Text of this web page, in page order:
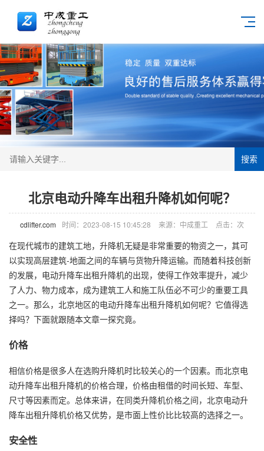
搜索
北京电动升降车出租升降机如何呢？
cdlifter.com 时间：2023-08-15 10:45:28 来源：中成重工 点击： 次
在现代城市的建筑工地， 升降机无疑是非常重要的物资之一，其可
以实现高层建筑-地面之间的车辆与货物升降运输。而随着科技创新
的发展，电动升降车出租升降机的出现，使得工作效率提升，减少
了人力、物力成本，成为建筑工人和施工队伍必不可少的重要工具
之一。那么，北京地区的电动升降车出租升降机如何呢？它值得选
择吗？下面就跟随本文章一探究竟。
价格
相信价格是很多人在选购升降机时比较关心的一个因素。而北京电
动升降车出租升降机的价格合理，价格由租借的时间长短、车型、
尺寸等因素而定。总体来讲，在同类升降机价格之间，北京电动升
降车出租升降机价格又优势，是市面上性价比比较高的选择之一。
安全性